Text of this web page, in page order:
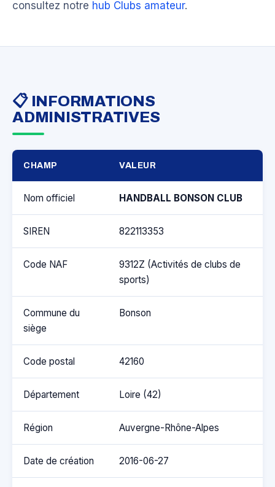
consultez notre hub Clubs amateur.
📋 INFORMATIONS
ADMINISTRATIVES
CHAMP VALEUR
Nom officiel HANDBALL BONSON CLUB
SIREN 822113353
Code NAF
9312Z (Activités de clubs de
sports)
Commune du
siège
Bonson
Code postal 42160
Département Loire (42)
Région Auvergne-Rhône-Alpes
Date de création 2016-06-27